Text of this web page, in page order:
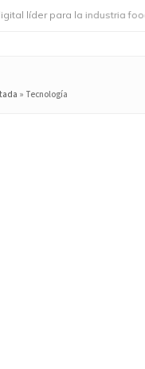
la industria foodservice
» Tecnología